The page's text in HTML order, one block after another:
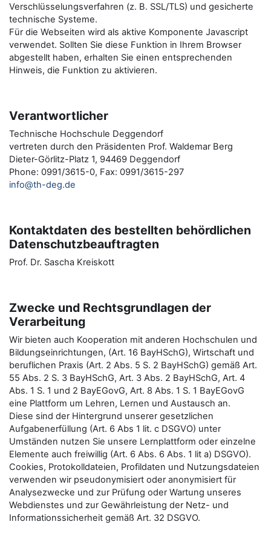
Verschlüsselungsverfahren (z. B. SSL/TLS) und gesicherte
technische Systeme.
Für die Webseiten wird als aktive Komponente Javascript
verwendet. Sollten Sie diese Funktion in Ihrem Browser
abgestellt haben, erhalten Sie einen entsprechenden
Hinweis, die Funktion zu aktivieren.
Verantwortlicher
Technische Hochschule Deggendorf
vertreten durch den Präsidenten Prof. Waldemar Berg
Dieter-Görlitz-Platz 1, 94469 Deggendorf
Phone: 0991/3615-0, Fax: 0991/3615-297
info@th-deg.de
Kontaktdaten des bestellten behördlichen
Datenschutzbeauftragten
Prof. Dr. Sascha Kreiskott
Zwecke und Rechtsgrundlagen der
Verarbeitung
Wir bieten auch Kooperation mit anderen Hochschulen und
Bildungseinrichtungen, (Art. 16 BayHSchG), Wirtschaft und
beruflichen Praxis (Art. 2 Abs. 5 S. 2 BayHSchG) gemäß Art.
55 Abs. 2 S. 3 BayHSchG, Art. 3 Abs. 2 BayHSchG, Art. 4
Abs. 1 S. 1 und 2 BayEGovG, Art. 8 Abs. 1 S. 1 BayEGovG
eine Plattform um Lehren, Lernen und Austausch an.
Diese sind der Hintergrund unserer gesetzlichen
Aufgabenerfüllung (Art. 6 Abs 1 lit. c DSGVO) unter
Umständen nutzen Sie unsere Lernplattform oder einzelne
Elemente auch freiwillig (Art. 6 Abs. 6 Abs. 1 lit a) DSGVO).
Cookies, Protokolldateien, Profildaten und Nutzungsdateien
verwenden wir pseudonymisiert oder anonymisiert für
Analysezwecke und zur Prüfung oder Wartung unseres
Webdienstes und zur Gewährleistung der Netz- und
Informationssicherheit gemäß Art. 32 DSGVO.